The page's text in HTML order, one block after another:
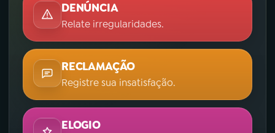
ACOMPANHE A RÁDIO NACIONAL
Instagram X
DENÚNCIA
Relate irregularidades.
RECLAMAÇÃO
Registre sua insatisfação.
ELOGIO